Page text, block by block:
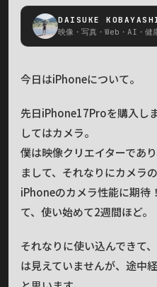
DAISUKE
映像・写真・Web・AI・
今日はiPhoneについて。
先日iPhone17Proを購入し
してはカメラ。
僕は映像クリエイターであ
まして、それなりにカメラ
iPhoneのカメラ性能に期待
て、使い始めて2週間ほど。
それなりに使い込んできて
は見えていませんが、途中